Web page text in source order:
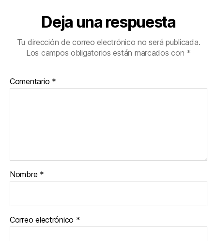
Deja una respuesta
Tu dirección de correo electrónico no será publicada.
Los campos obligatorios están marcados con *
Comentario *
Nombre *
Correo electrónico *